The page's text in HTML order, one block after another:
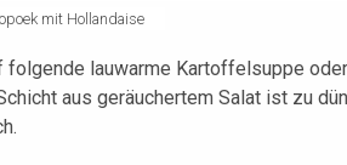
mit Hollandaise
folgende lauwarme Kartoffelsuppe
aus geräuchertem Salat ist zu